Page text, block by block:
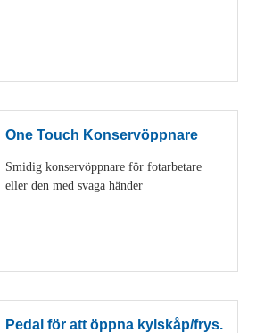
One Touch Konservöppnare
Smidig konservöppnare för fotarbetare
eller den med svaga händer
Pedal för att öppna kylskåp/frys.